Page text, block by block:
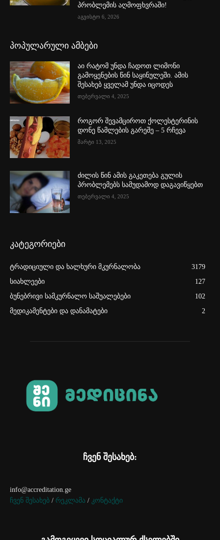
პრობლემის აღმოფხვრაში!
აგვისტო 6, 2026
პოპულარული ამბები
აი რატომ უნდა ჩადოთ ლიმონი
გამოყენების წინ საყინულეში. ამის
შესახებ ყველამ უნდა იცოდეს
თებერვალი 4, 2025
როგორ შევამციროთ ქოლესტერინის
დონე წამლების გარეშე – 5 რჩევა
მარტი 13, 2025
ძილის წინ ამის გაკეთება გულის
პრობლემებს სამუდამოდ დაგავიწყებთ
თებერვალი 4, 2025
კატეგორიები
ტრადიციული და ხალხური მკურნალობა
3179
სიახლეები
127
ბუნებრივი სამკურნალო საშუალებები
102
მედიკამენტები და დანამატები
2
ჩვენ შესახებ:
info@accreditation.ge
ჩვენ შესახებ / რეკლამა / კონტაქტი